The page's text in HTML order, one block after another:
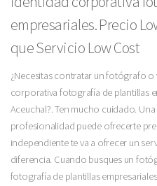
empresariales. Precio
que Servicio Low Cost
¿Necesitas contratar un fotógrafo
corporativa fotografía de plantillas
Aceuchal?. Ten mucho cuidado.
profesionalidad puede ofrecerte
independiente te va a ofrecer un
diferencia. Cuando busques un
fotografía de plantillas